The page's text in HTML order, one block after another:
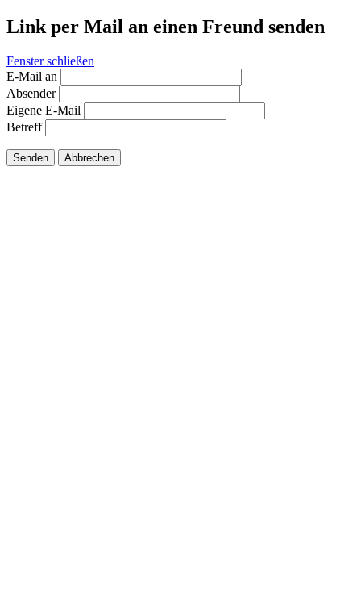
Link per Mail an einen Freund senden
Fenster schließen
E-Mail an
Absender
Eigene E-Mail
Betreff
Senden Abbrechen